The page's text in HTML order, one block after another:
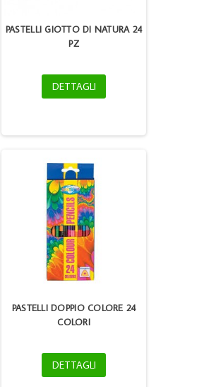
PASTELLI GIOTTO DI NATURA 24
PZ
DETTAGLI
PASTELLI DOPPIO COLORE 24
COLORI
DETTAGLI